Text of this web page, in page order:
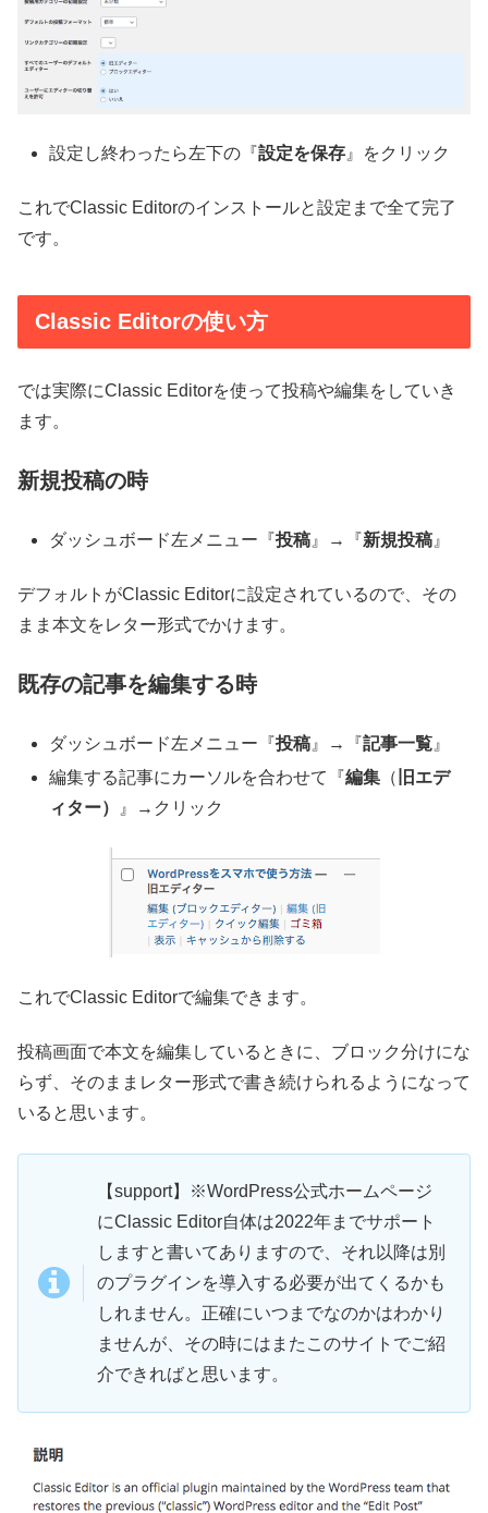
設定し終わったら左下の『設定を保存 』をクリック
これでClassic Editorのインストールと設定まで全て完了
です。
Classic Editorの使い方
では実際にClassic Editorを使って投稿や編集をしていき
ます。
新規投稿の時
ダッシュボード左メニュー『投稿 』→『新規投稿 』
デフォルトがClassic Editorに設定されているので、その
まま本文をレター形式でかけます。
既存の記事を編集する時
ダッシュボード左メニュー『投稿 』→『記事一覧 』
編集する記事にカーソルを合わせて『編集 （ 旧エデ
ィター）
』→クリック
これでClassic Editorで編集できます。
投稿画面で本文を編集しているときに、ブロック分けにな
らず、そのままレター形式で書き続けられるようになって
いると思います。
【support】※WordPress公式ホームページ
にClassic Editor自体は2022年までサポート
しますと書いてありますので、それ以降は別
のプラグインを導入する必要が出てくるかも
しれません。正確にいつまでなのかはわかり
ませんが、その時にはまたこのサイトでご紹
介できればと思います。